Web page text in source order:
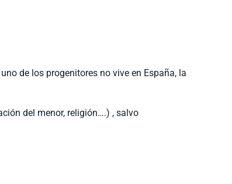
de los progenitores no vive en España, la
del menor, religión….) , salvo